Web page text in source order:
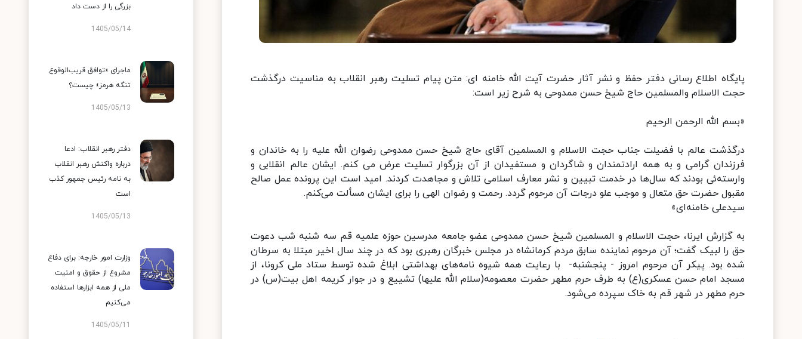
پایگاه اطلاع رسانی دفتر حفظ و نشر آثار حضرت آیت الله خامنه ای: متن پیام تسلیت رهبر انقلاب به مناسیت درگذشت
حجت الاسلام والمسلمین حاج شیخ حسن ممدوحی به شرح زیر است:
«بسم الله الرحمن الرحیم
درگذشت عالم با فضیلت جناب حجت الاسلام و المسلمین آقای حاج شیخ حسن ممدوحی رضوان الله علیه را به خاندان و
فرزندان گرامی و به همه ارادتمندان و شاگردان و مستفیدان از آن بزرگوار تسلیت عرض می کنم. ایشان عالم انقلابی و
وارسته‌ئی بودند که سال‌ها در خدمت تبیین و نشر معارف اسلامی تلاش و مجاهدت کردند. امید است این پرونده‌ عمل صالح
مقبول حضرت حق متعال و موجب علو درجات آن مرحوم گردد. رحمت و رضوان الهی را برای ایشان مسألت می‌کنم.
سیدعلی خامنه‌ای»
به گزارش ایرنا، حجت الاسلام و المسلمین شیخ حسن ممدوحی عضو جامعه مدرسین حوزه علمیه قم سه شنبه شب دعوت
حق را لبیک گفت؛ آن مرحوم نماینده سابق مردم کرمانشاه در مجلس خبرگان رهبری بود که در چند سال اخیر مبتلا به سرطان
شده بود. پیکر آن مرحوم امروز - پنجشنبه- با رعایت همه شیوه نامه‌های بهداشتی ابلاغ شده توسط ستاد ملی کرونا، از
مسجد امام حسن عسکری(ع) به طرف حرم مطهر حضرت معصومه(سلام الله علیها) تشییع و در جوار کریمه اهل بیت(س) در
حرم مطهر در شهر قم به خاک سپرده می‌شود.
بزرگی را از دست داد
1405/05/14
ماجرای «توافق قریب‌الوقوع
تنگه هرمز» چیست؟
1405/05/13
دفتر رهبر انقلاب: ادعا
درباره واکنش رهبر انقلاب
به نامه رئیس جمهور کذب
است
1405/05/13
وزارت امور خارجه: برای دفاع
مشروع از حقوق و امنیت
ملی از همه ابزارها استفاده
می‌کنیم
1405/05/11